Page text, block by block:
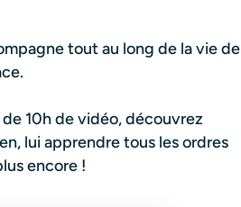
tout au long de la vie de
10h de vidéo, découvrez
lui apprendre tous les ordres
encore !